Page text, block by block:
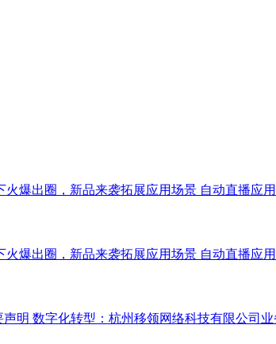
火爆出圈，新品来袭拓展应用场景 自动直播应
火爆出圈，新品来袭拓展应用场景 自动直播应
声明 数字化转型：杭州移领网络科技有限公司业